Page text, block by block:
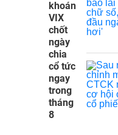
khoán
VIX
chốt
ngày
chia
cổ tức
ngay
trong
tháng
8